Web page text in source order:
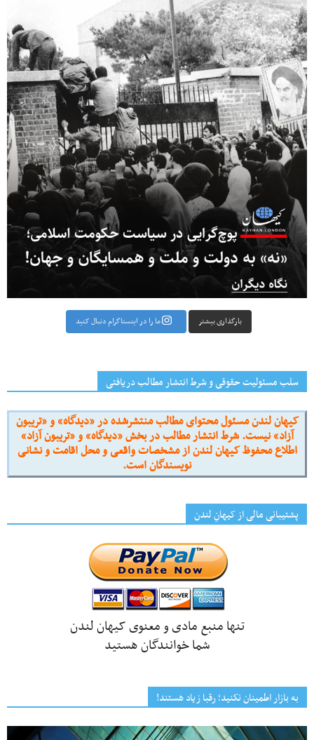
بارگذاری بیشتر ما را در اینستاگرام دنبال کنید
سلب مسئولیت حقوقی و شرط انتشار مطالب دریافتی
کیهان لندن مسئول محتوای مطالب منتشرشده در «دیدگاه» و «تریبون
آزاد» نیست. شرط انتشار مطالب در بخش «دیدگاه» و «تریبون آزاد»
اطلاع محفوظ کیهان لندن از مشخصات واقعی و محل اقامت و نشانی
نویسندگان است.
پشتیبانی مالی از کیهانِ لندن
تنها منبع مادی و معنوی کیهان لندن
شما خوانندگان هستید
به بازار اطمینان نکنید؛ رقبا زیاد هستند!